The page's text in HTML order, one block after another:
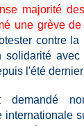
majorité
une grève
contre la
solidarité
l'été dernier
demandé
internationale